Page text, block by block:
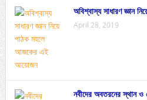
অবিশ্বাস্য সাধারণ জ্ঞান
April 28, 2019
নবীদের অবতরনের স্থান ও